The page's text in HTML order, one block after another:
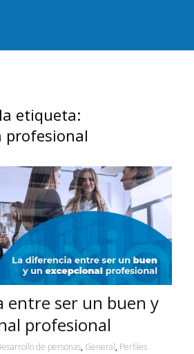
etiqueta:
profesional
entre ser un buen y
profesional
de personas, General, Perfiles